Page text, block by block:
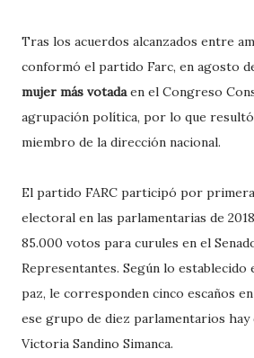
Tras los acuerdos alcanzados entre
conformó el partido Farc, en agosto
mujer más votada en el Congreso
agrupación política, por lo que
miembro de la dirección nacional.
El partido FARC participó por
electoral en las parlamentarias de
85.000 votos para curules en el
Representantes. Según lo establecido
paz, le corresponden cinco escaños
ese grupo de diez parlamentarios hay
Victoria Sandino Simanca.